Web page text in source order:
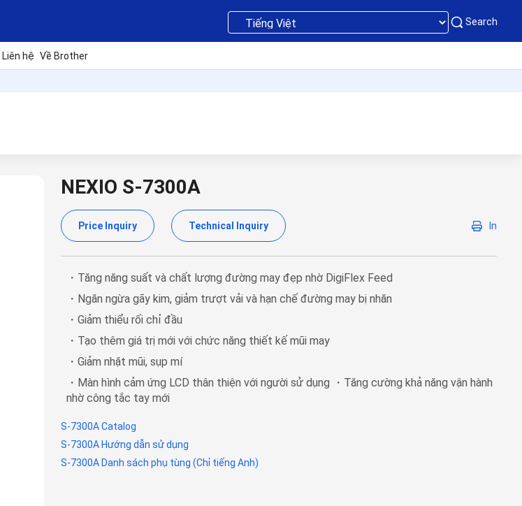
Search
Liên hệ Về Brother
NEXIO S-7300A
Price Inquiry Technical Inquiry In
・Tăng năng suất và chất lượng đường may đẹp nhờ DigiFlex Feed
・Ngăn ngừa gãy kim, giảm trượt vải và hạn chế đường may bị nhăn
・Giảm thiểu rối chỉ đầu
・Tạo thêm giá trị mới với chức năng thiết kế mũi may
・Giảm nhặt mũi, sụp mí
・Màn hình cảm ứng LCD thân thiện với người sử dụng ・Tăng cường khả năng vận hành
nhờ công tắc tay mới
S-7300A Catalog
S-7300A Hướng dẫn sử dụng
S-7300A Danh sách phụ tùng (Chỉ tiếng Anh)